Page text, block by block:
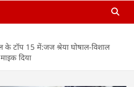
के टॉप 15 में:जज श्रेया घोषाल-विशाल
दिया